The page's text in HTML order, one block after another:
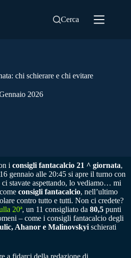
Cerca
chi schierare e chi evitare
2026
i consigli fantacalcio 21 ^ giornata,
gennaio alle 20:45 si apre il turno con
ci stavate aspettando, lo vediamo… mi
consigli fantacalcio, nell’ultimo
contro tutto e tutti. Non ci credete?
20ª, un 11 consigliato da 80,5 punti
– come i consigli fantacalcio degli
Ahanor e Malinovskyi schierati
a fidarci della redazione di